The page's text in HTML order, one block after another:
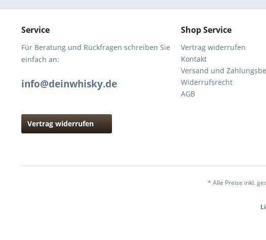
Service
Für Beratung und Rückfragen schreiben Sie
einfach an:
info@deinwhisky.de
Vertrag widerrufen
Shop Service
Vertrag widerrufen
Kontakt
Versand und
Widerrufsrecht
AGB
* Alle Preise inkl.